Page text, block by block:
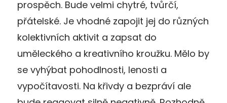
prospěch. Bude velmi chytré, tvůrčí,
přátelské. Je vhodné zapojit jej do různých
kolektivních aktivit a zapsat do
uměleckého a kreativního kroužku. Mělo by
se vyhýbat pohodlnosti, lenosti a
vypočítavosti. Na křivdy a bezpráví ale